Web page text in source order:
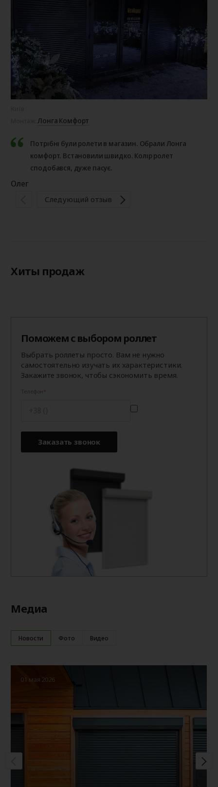
Монтаж:Лонга Комфорт
Потрібні були ролети в магазин. Обрали Лонга
комфорт. Встановили швидко. Колір ролет
сподобався, дуже пасує.
Олег
Следующий отзыв
Хиты продаж
Поможем с выбором роллет
Выбрать роллеты просто. Вам не нужно
самостоятельно изучать их характеристики.
Закажите звонок, чтобы сэкономить время.
Заказать звонок
Медиа
Новости Фото Видео
01 мая 2026